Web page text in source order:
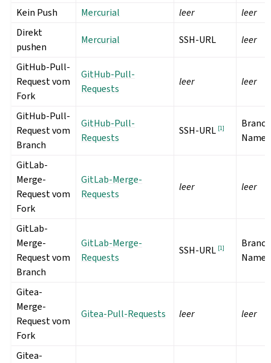
Kein Push Mercurial leer
leer
Direkt
pushen
Mercurial SSH-URL leer
GitHub-Pull-
Request vom
Fork
GitHub-Pull-
Requests
leer leer
GitHub-Pull-
Request vom
Branch
GitHub-Pull-
Requests
SSH-URL [1]
Name
GitLab-
Merge-
Request vom
Fork
GitLab-Merge-
Requests
leer leer
GitLab-
Merge-
Request vom
Branch
GitLab-Merge-
Requests
SSH-URL [1]
Name
Gitea-
Merge-
Request vom
Fork
Gitea-Pull-Requests leer leer
Gitea-